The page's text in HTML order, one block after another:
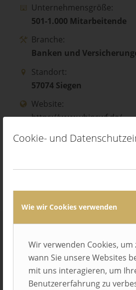
Cookie- und
Wie wir Cookies verwenden
Wir verwenden Cookies, um
wann Sie unsere Websites
mit uns interagieren, um
Benutzererfahrung zu
Unternehmensgröße:
501-1.000 Mitarbeitende
Branche:
Banken und
Standort:
57074 Siegen
Website:
https://www.vbinswf.de/